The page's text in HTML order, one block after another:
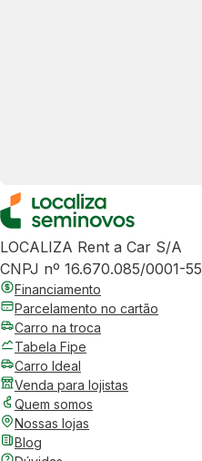
LOCALIZA Rent a Car S/A
CNPJ nº 16.670.085/0001-55
Financiamento
Parcelamento no cartão
Carro na troca
Tabela Fipe
Carro Ideal
Venda para lojistas
Quem somos
Nossas lojas
Blog